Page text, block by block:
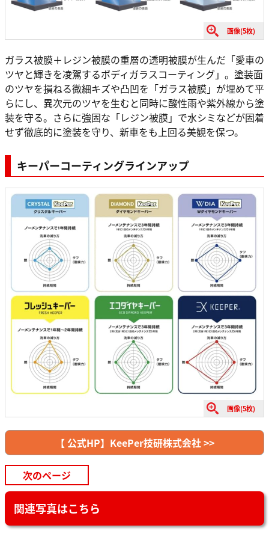
画像(5枚)
ガラス被膜＋レジン被膜の重層の透明被膜が生んだ「愛車の
ツヤと輝きを凌駕するボディガラスコーティング」。塗装面
のツヤを損ねる微細キズや凸凹を「ガラス被膜」が埋めて平
らにし、異次元のツヤを生むと同時に酸性雨や紫外線から塗
装を守る。さらに強固な「レジン被膜」で水シミなどが固着
せず徹底的に塗装を守り、新車をも上回る美観を保つ。
キーパーコーティングラインアップ
画像(5枚)
【 公式HP】KeePer技研株式会社 >>
次のページ
関連写真はこちら